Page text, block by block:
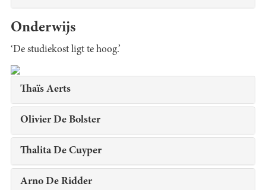
Onderwijs
‘De studiekost ligt te hoog.’
Thaïs Aerts
Olivier De Bolster
Thalita De Cuyper
Arno De Ridder